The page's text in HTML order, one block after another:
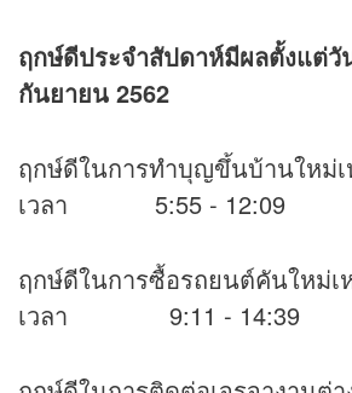
ฤกษ์ดีประจำสัปดาห์มีผลตั้งแต่วั
กันยายน 2562
ฤกษ์ดีในการทำบุญขึ้นบ้านใหม่เ
เวลา 5:55 - 12:09
ฤกษ์ดีในการซื้อรถยนต์คันใหม่เ
เวลา 9:11 - 14:39